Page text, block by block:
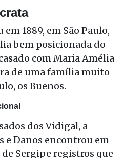
1889, em São Paulo,
bem posicionada do
com Maria Amélia
de uma família muito
os Buenos.
dos Vidigal, a
e Danos encontrou em
Sergipe registros que